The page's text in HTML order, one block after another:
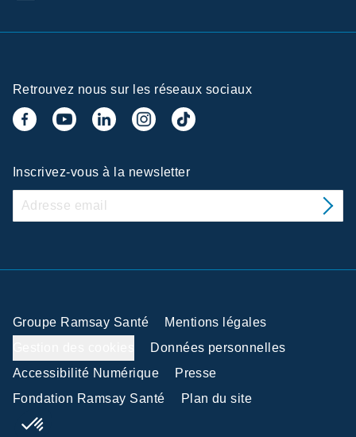
Retrouvez nous sur les réseaux sociaux
Inscrivez-vous à la newsletter
Groupe Ramsay Santé
Mentions légales
Données personnelles
Accessibilité Numérique
Presse
Fondation Ramsay Santé
Plan du site